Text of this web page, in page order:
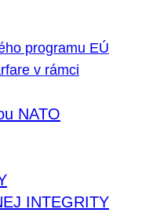
programu EÚ
v rámci
NATO
INTEGRITY